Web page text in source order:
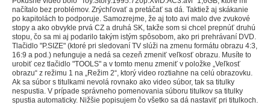
načítalo bez problémov. Zrýchľovať a pretáčať sa dá. Taktiež aj skákanie
po kapitolách to podporuje. Samozrejme, že aj toto avi malo dve zvukové
stopy a ako obvykle prvá CZ a druhá SK, takže som si chcel prepnúť druhú
stopu, čo sa mi aj podarilo takým istým spôsobom, ako pri prehrávaní DVD.
Tlačidlo "P.SIZE" (ktoré pri sledovaní TV slúži na zmenu formátu obrazu 4:3,
16:9 a pod.) nefunguje a nedá sa cezeň zmeniť veľkosť obrazu. Musíte to
urobiť cez tlačidlo "TOOLS" a v tomto menu zmeniť v položke „Veľkosť
obrazu“ z režimu 1 na „Režim 2“, ktorý video roztiahne na celú obrazovku.
Ak sa súbor s titulkami nevolá rovnako ako video súbor, tak sa titulky
nespustia. V prípade správneho pomenovania súboru titulkov sa titulky
spustia automaticky. Nižšie popisujem čo všetko sa dá nastaviť pri titulkoch.